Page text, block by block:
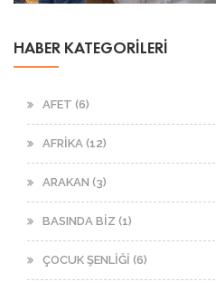
HABER KATEGORİLERİ
AFET (6)
AFRİKA (12)
ARAKAN (3)
BASINDA BİZ (1)
ÇOCUK ŞENLİĞİ (6)